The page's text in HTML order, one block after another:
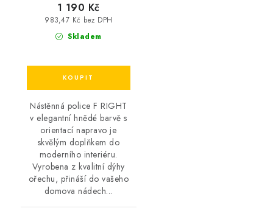
Skladem
983,47 Kč bez DPH
1 190 Kč
Nástěnná police F RIGHT
v elegantní hnědé barvě s
orientací napravo je
skvělým doplňkem do
moderního interiéru.
Vyrobena z kvalitní dýhy
ořechu, přináší do vašeho
domova nádech...